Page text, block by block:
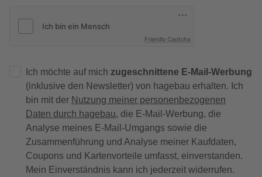
Friendly Captcha
Ich möchte auf mich zugeschnittene E-Mail-Werbung
(inklusive den Newsletter) von hagebau erhalten. Ich
bin mit der Nutzung meiner personenbezogenen
Daten durch hagebau, die E-Mail-Werbung, die
Analyse meines E-Mail-Umgangs sowie die
Zusammenführung und Analyse meiner Kaufdaten,
Coupons und Kartenvorteile umfasst, einverstanden.
Mein Einverständnis kann ich jederzeit widerrufen.